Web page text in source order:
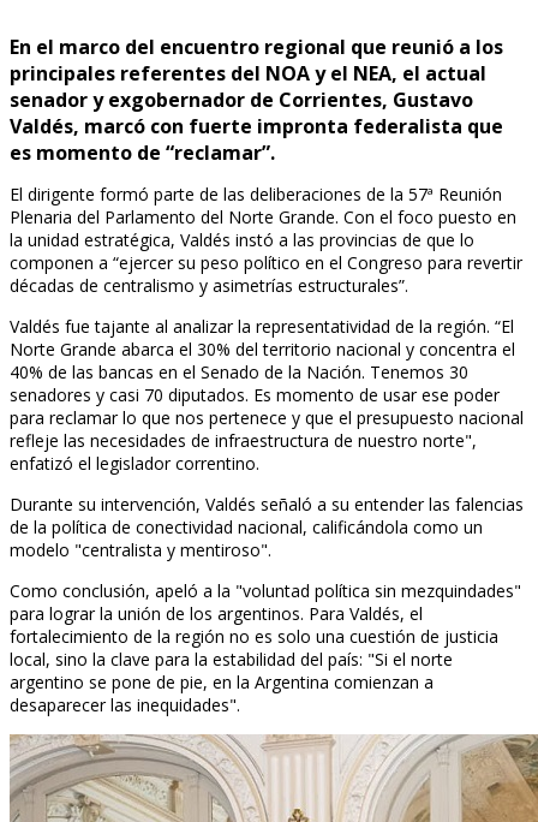
En el marco del encuentro regional que reunió a los
principales referentes del NOA y el NEA, el actual
senador y exgobernador de Corrientes, Gustavo
Valdés, marcó con fuerte impronta federalista que
es momento de “reclamar”.
El dirigente formó parte de las deliberaciones de la 57ª Reunión
Plenaria del Parlamento del Norte Grande. Con el foco puesto en
la unidad estratégica, Valdés instó a las provincias de que lo
componen a “ejercer su peso político en el Congreso para revertir
décadas de centralismo y asimetrías estructurales”.
Valdés fue tajante al analizar la representatividad de la región. “El
Norte Grande abarca el 30% del territorio nacional y concentra el
40% de las bancas en el Senado de la Nación. Tenemos 30
senadores y casi 70 diputados. Es momento de usar ese poder
para reclamar lo que nos pertenece y que el presupuesto nacional
refleje las necesidades de infraestructura de nuestro norte",
enfatizó el legislador correntino.
Durante su intervención, Valdés señaló a su entender las falencias
de la política de conectividad nacional, calificándola como un
modelo "centralista y mentiroso".
Como conclusión, apeló a la "voluntad política sin mezquindades"
para lograr la unión de los argentinos. Para Valdés, el
fortalecimiento de la región no es solo una cuestión de justicia
local, sino la clave para la estabilidad del país: "Si el norte
argentino se pone de pie, en la Argentina comienzan a
desaparecer las inequidades".